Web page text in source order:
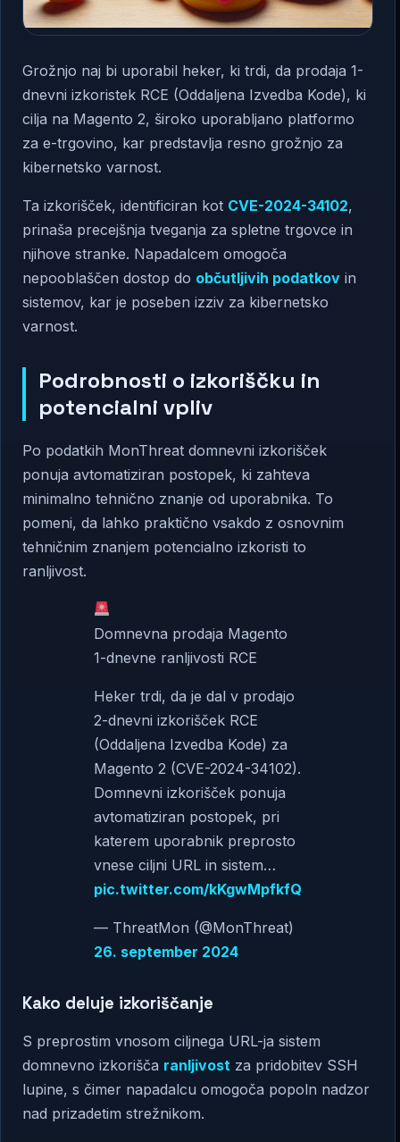
Grožnjo naj bi uporabil heker, ki trdi, da prodaja 1-
dnevni izkoristek RCE (Oddaljena Izvedba Kode), ki
cilja na Magento 2, široko uporabljano platformo
za e-trgovino, kar predstavlja resno grožnjo za
kibernetsko varnost.
Ta izkorišček, identificiran kot CVE-2024-34102,
prinaša precejšnja tveganja za spletne trgovce in
njihove stranke. Napadalcem omogoča
nepooblaščen dostop do občutljivih podatkov in
sistemov, kar je poseben izziv za kibernetsko
varnost.
Podrobnosti o izkoriščku in
potencialni vpliv
Po podatkih MonThreat domnevni izkorišček
ponuja avtomatiziran postopek, ki zahteva
minimalno tehnično znanje od uporabnika. To
pomeni, da lahko praktično vsakdo z osnovnim
tehničnim znanjem potencialno izkoristi to
ranljivost.
Domnevna prodaja Magento
1-dnevne ranljivosti RCE
Heker trdi, da je dal v prodajo
2-dnevni izkorišček RCE
(Oddaljena Izvedba Kode) za
Magento 2 (CVE-2024-34102).
Domnevni izkorišček ponuja
avtomatiziran postopek, pri
katerem uporabnik preprosto
vnese ciljni URL in sistem…
pic.twitter.com/kKgwMpfkfQ
— ThreatMon (@MonThreat)
26. september 2024
Kako deluje izkoriščanje
S preprostim vnosom ciljnega URL-ja sistem
domnevno izkorišča ranljivost za pridobitev SSH
lupine, s čimer napadalcu omogoča popoln nadzor
nad prizadetim strežnikom.